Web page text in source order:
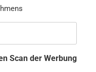
Scan der Werbung